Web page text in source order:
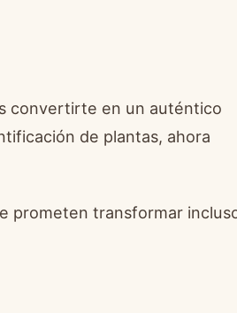
convertirte en un auténtico
de plantas, ahora
prometen transformar